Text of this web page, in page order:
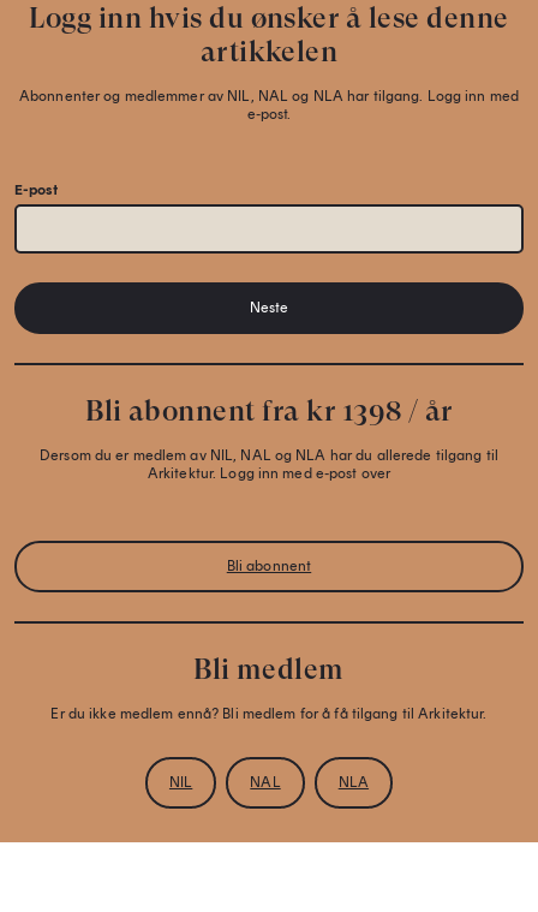
Logg inn hvis du ønsker å lese denne
artikkelen
Abonnenter og medlemmer av NIL, NAL og NLA har tilgang. Logg inn med
e-post.
E-post
Neste
Bli abonnent fra kr 1398 / år
Dersom du er medlem av NIL, NAL og NLA har du allerede tilgang til
Arkitektur. Logg inn med e-post over
Bli abonnent
Bli medlem
Er du ikke medlem ennå? Bli medlem for å få tilgang til Arkitektur.
NIL NAL NLA